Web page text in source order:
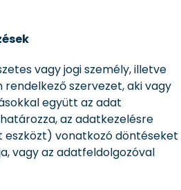
vagy jogi személy, illetve
rendelkező szervezet, aki vagy
együtt az adat
az adatkezelésre
vonatkozó döntéseket
vagy az adatfeldolgozóval